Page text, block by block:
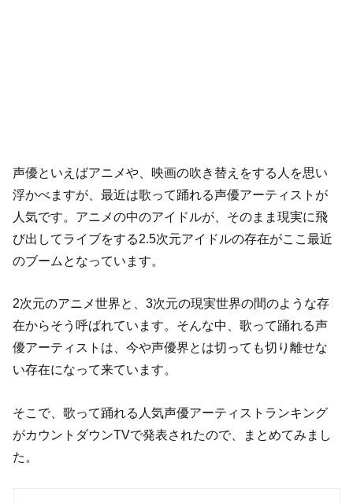
声優といえばアニメや、映画の吹き替えをする人を思い
浮かべますが、最近は歌って踊れる声優アーティストが
人気です。アニメの中のアイドルが、そのまま現実に飛
び出してライブをする2.5次元アイドルの存在がここ最近
のブームとなっています。
2次元のアニメ世界と、3次元の現実世界の間のような存
在からそう呼ばれています。そんな中、歌って踊れる声
優アーティストは、今や声優界とは切っても切り離せな
い存在になって来ています。
そこで、歌って踊れる人気声優アーティストランキング
がカウントダウンTVで発表されたので、まとめてみまし
た。